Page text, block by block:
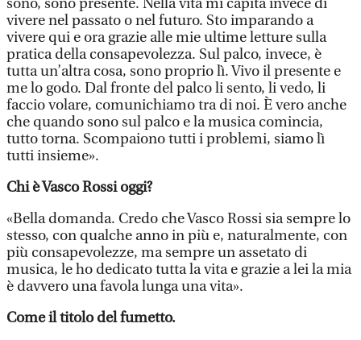
sono, sono presente. Nella vita mi capita invece di
vivere nel passato o nel futuro. Sto imparando a
vivere qui e ora grazie alle mie ultime letture sulla
pratica della consapevolezza. Sul palco, invece, è
tutta un’altra cosa, sono proprio lì. Vivo il presente e
me lo godo. Dal fronte del palco li sento, li vedo, li
faccio volare, comunichiamo tra di noi. È vero anche
che quando sono sul palco e la musica comincia,
tutto torna. Scompaiono tutti i problemi, siamo lì
tutti insieme».
Chi è Vasco Rossi oggi?
«Bella domanda. Credo che Vasco Rossi sia sempre lo
stesso, con qualche anno in più e, naturalmente, con
più consapevolezze, ma sempre un assetato di
musica, le ho dedicato tutta la vita e grazie a lei la mia
è davvero una favola lunga una vita».
Come il titolo del fumetto.